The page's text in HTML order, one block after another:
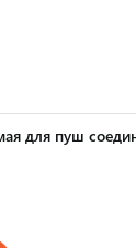
для пуш